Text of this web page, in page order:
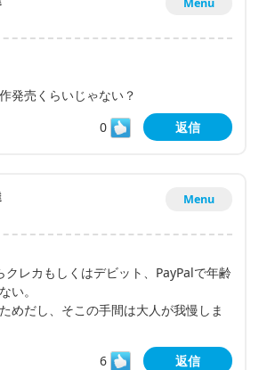
発売くらいじゃない？
0
返信
Menu
クレカもしくはデビット、PayPalで年齢
い。
めだし、そこの手間は大人が我慢しま
6
返信